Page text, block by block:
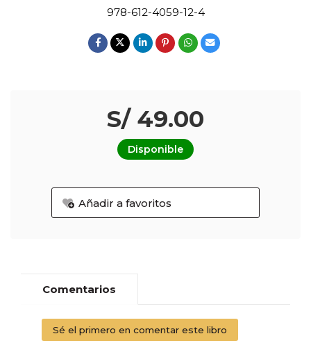
978-612-4059-12-4
S/ 49.00
Disponible
Añadir a favoritos
Comentarios
Sé el primero en comentar este libro